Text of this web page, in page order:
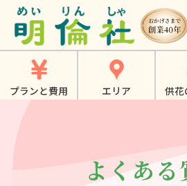
中小企業でも社葬は
行うものなのです
か？｜【公式】大東
葬は《明倫社》
プランと費用 エリア 供花
よくある